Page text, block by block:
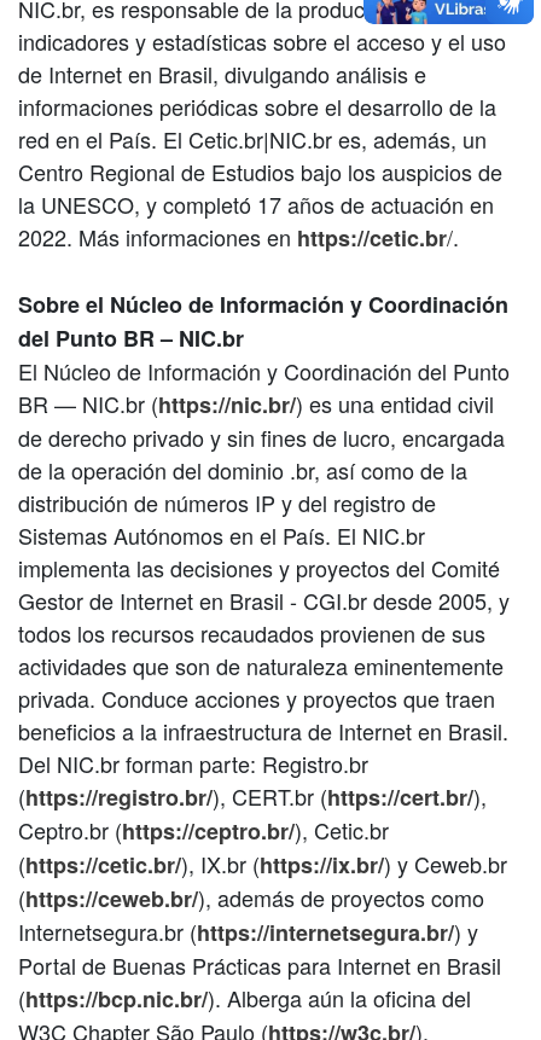
NIC.br, es responsable de la producción de
indicadores y estadísticas sobre el acceso y el uso
de Internet en Brasil, divulgando análisis e
informaciones periódicas sobre el desarrollo de la
red en el País. El Cetic.br|NIC.br es, además, un
Centro Regional de Estudios bajo los auspicios de
la UNESCO, y completó 17 años de actuación en
2022. Más informaciones en https://cetic.br/.
Sobre el Núcleo de Información y Coordinación
del Punto BR – NIC.br
El Núcleo de Información y Coordinación del Punto
BR — NIC.br (https://nic.br/) es una entidad civil
de derecho privado y sin fines de lucro, encargada
de la operación del dominio .br, así como de la
distribución de números IP y del registro de
Sistemas Autónomos en el País. El NIC.br
implementa las decisiones y proyectos del Comité
Gestor de Internet en Brasil - CGI.br desde 2005, y
todos los recursos recaudados provienen de sus
actividades que son de naturaleza eminentemente
privada. Conduce acciones y proyectos que traen
beneficios a la infraestructura de Internet en Brasil.
Del NIC.br forman parte: Registro.br
(https://registro.br/), CERT.br (https://cert.br/),
Ceptro.br (https://ceptro.br/), Cetic.br
(https://cetic.br/), IX.br (https://ix.br/) y Ceweb.br
(https://ceweb.br/), además de proyectos como
Internetsegura.br (https://internetsegura.br/) y
Portal de Buenas Prácticas para Internet en Brasil
(https://bcp.nic.br/). Alberga aún la oficina del
W3C Chapter São Paulo (https://w3c.br/).